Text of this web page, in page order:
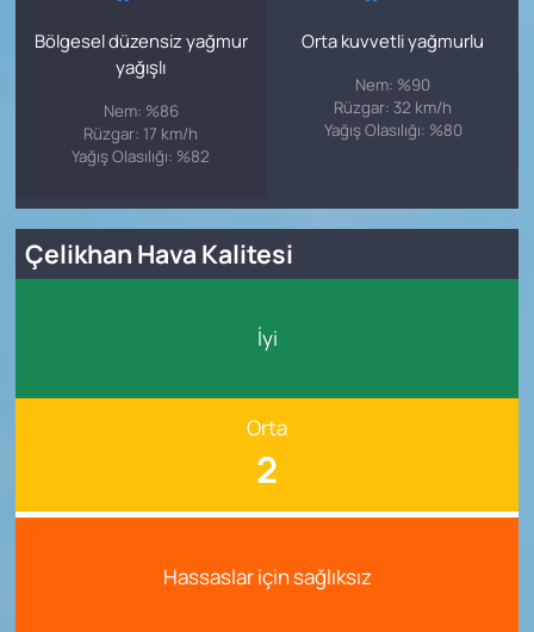
Bölgesel düzensiz yağmur
yağışlı
Nem: %86
Rüzgar: 17 km/h
Yağış Olasılığı: %82
Orta kuvvetli yağmurlu
Nem: %90
Rüzgar: 32 km/h
Yağış Olasılığı: %80
Çelikhan Hava Kalitesi
İyi
Orta
2
Hassaslar için sağlıksız